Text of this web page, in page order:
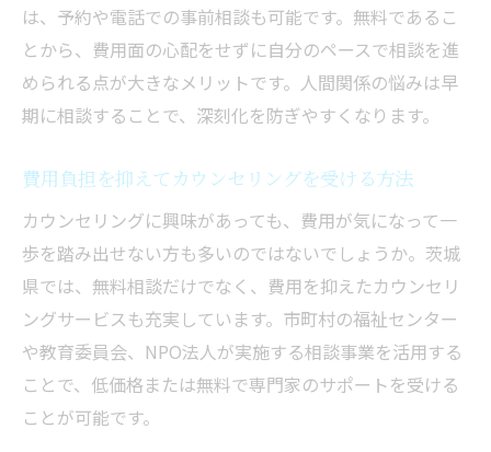
は、予約や電話での事前相談も可能です。無料であるこ
とから、費用面の心配をせずに自分のペースで相談を進
められる点が大きなメリットです。人間関係の悩みは早
期に相談することで、深刻化を防ぎやすくなります。
費用負担を抑えてカウンセリングを受ける方法
カウンセリングに興味があっても、費用が気になって一
歩を踏み出せない方も多いのではないでしょうか。茨城
県では、無料相談だけでなく、費用を抑えたカウンセリ
ングサービスも充実しています。市町村の福祉センター
や教育委員会、NPO法人が実施する相談事業を活用する
ことで、低価格または無料で専門家のサポートを受ける
ことが可能です。